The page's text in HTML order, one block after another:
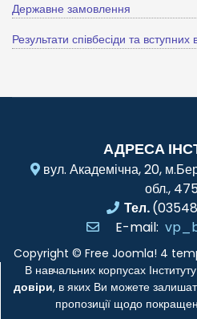
Державне замовлення
Результати співбесіди та
АДРЕСА
вул. Академічна, 20,
обл.,
Тел.
E-mail:
Copyright © Free Joomla! 4
В навчальних корпусах
довіри, в яких Ви можете
пропозиції щодо